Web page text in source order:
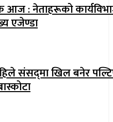
: नेताहरूको
एजेण्डा
संसद्‍मा खिल बनेर